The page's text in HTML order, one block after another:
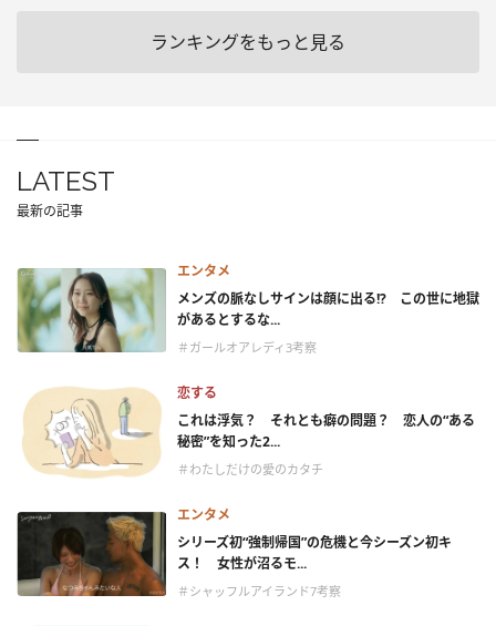
ランキングをもっと見る
LATEST
最新の記事
エンタメ
メンズの脈なしサインは顔に出る!? この世に地獄
があるとするな...
＃ガールオアレディ3考察
恋する
これは浮気？ それとも癖の問題？ 恋人の“ある
秘密”を知った2...
＃わたしだけの愛のカタチ
エンタメ
シリーズ初“強制帰国”の危機と今シーズン初キ
ス！ 女性が沼るモ...
＃シャッフルアイランド7考察